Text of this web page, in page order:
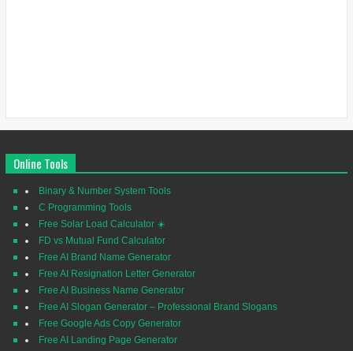
Online Tools
Binary & Number System Tools
C Programming Tools
Free Solar Load Calculator ☀️
FD vs Mutual Fund Calculator
Free AI Brand Name Generator
Free AI Resignation Letter Generator
Free AI Business Name Generator
Free AI Slogan Generator – Professional Brand Slogans
Free Google Ads Copy Generator
Free AI Landing Page Generator